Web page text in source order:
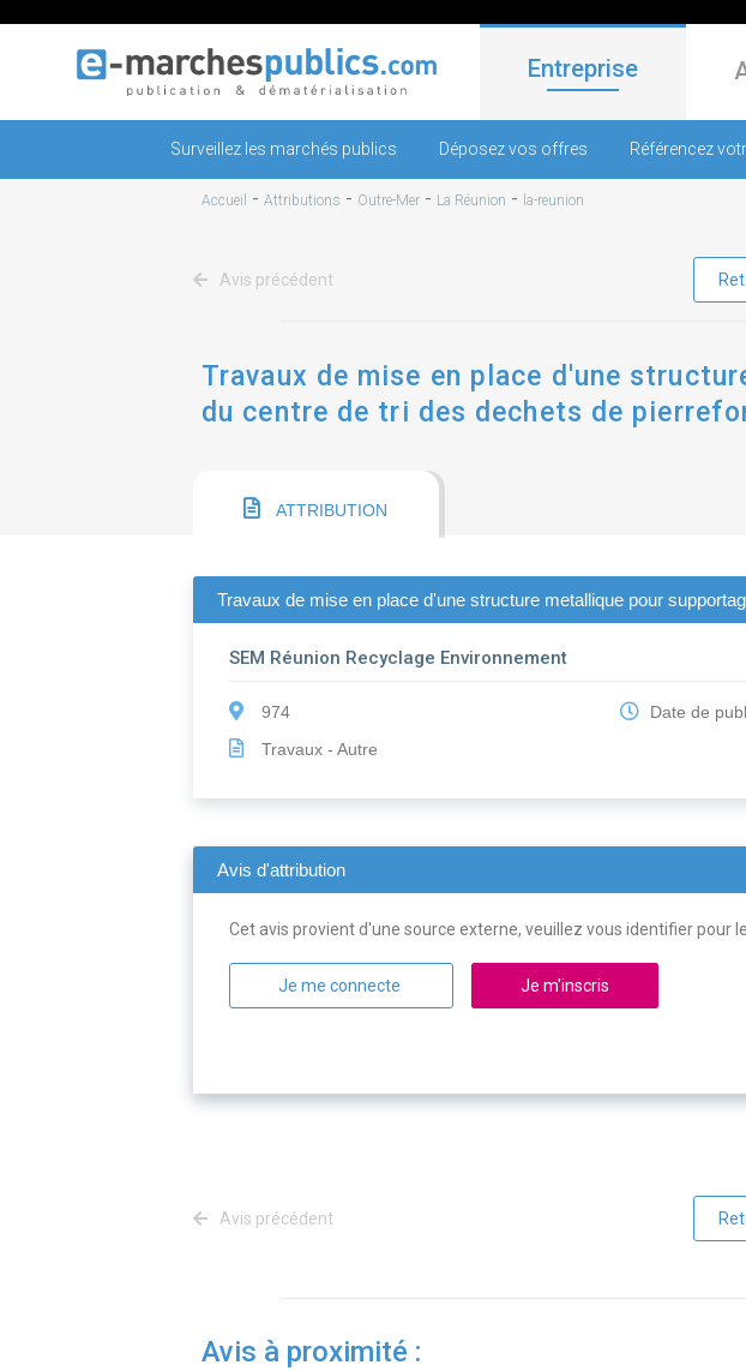
Entreprise
Surveillez les marchés publics Déposez vos offres Référencez
Accueil - Attributions - Outre-Mer - La Réunion - la-reunion
Avis précédent
Travaux de mise en place d'une
du centre de tri des dechets de
ATTRIBUTION
Travaux de mise en place d'une structure metallique pour
SEM Réunion Recyclage Environnement
974
Travaux - Autre
Date de
Avis d'attribution
Cet avis provient d'une source externe, veuillez vous identifier pour
Je me connecte Je m'inscris
Avis précédent
Avis à proximité :